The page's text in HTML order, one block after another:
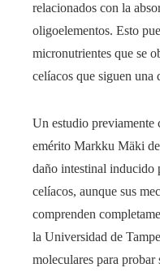
relacionados con la
oligoelementos. Esto
micronutrientes que se
celíacos que siguen una
Un estudio previamente
emérito Markku Mäki
daño intestinal inducido
celíacos, aunque sus
comprenden
la Universidad de
moleculares para